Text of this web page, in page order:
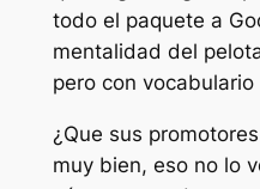
todo el paquete a
mentalidad del
pero con vocabulario
¿Que sus
muy bien, eso no lo